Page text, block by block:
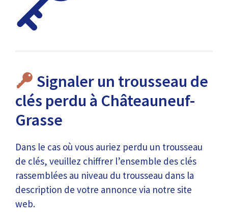
Signaler un trousseau de
clés perdu à Châteauneuf-
Grasse
Dans le cas où vous auriez perdu un trousseau
de clés, veuillez chiffrer l’ensemble des clés
rassemblées au niveau du trousseau dans la
description de votre annonce via notre site
web.